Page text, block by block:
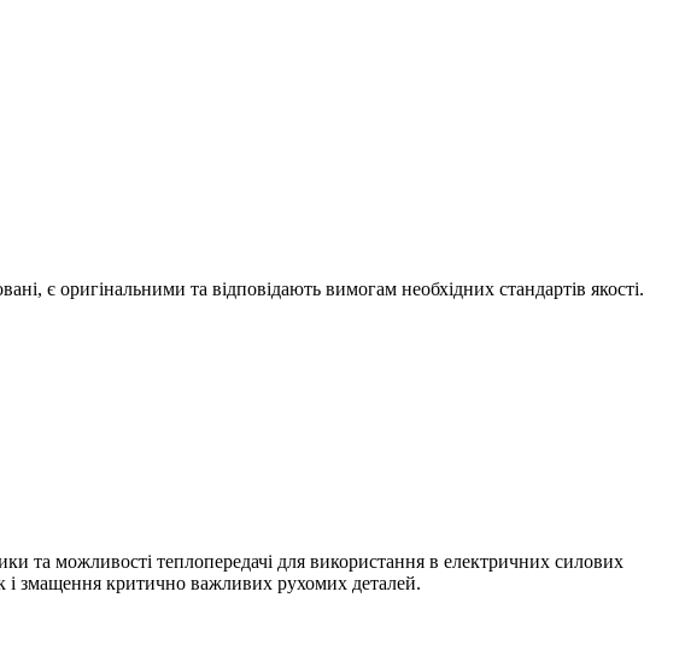
є оригінальними та відповідають вимогам необхідних стандартів якості.
та можливості теплопередачі для використання в електричних силових
і змащення критично важливих рухомих деталей.